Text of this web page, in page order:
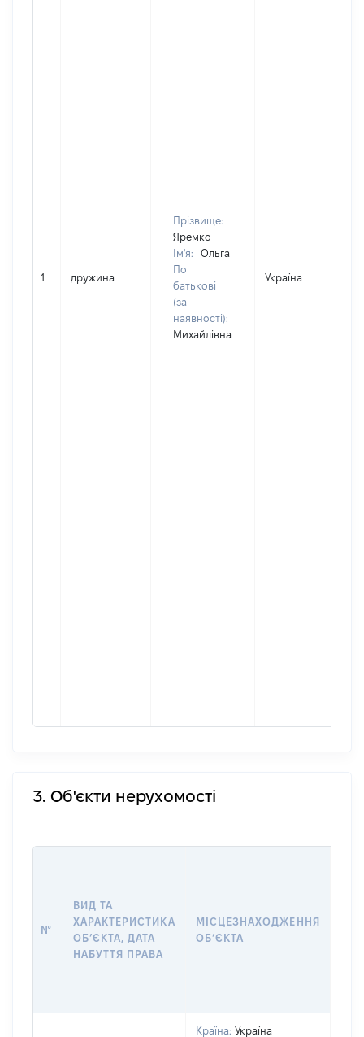
1 дружина
Прізвище:
Яремко
Ім'я:
Ольга
По
батькові
(за
наявності):
Михайлівна
Україна
3. Об'єкти нерухомості
№
ВИД ТА
ХАРАКТЕРИСТИКА
ОБʼЄКТА, ДАТА
НАБУТТЯ ПРАВА
МІСЦЕЗНАХОДЖЕННЯ
ОБʼЄКТА
Країна: Україна